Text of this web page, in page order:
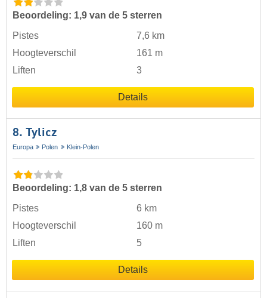
Beoordeling: 1,9 van de 5 sterren
Pistes
7,6 km
Hoogteverschil
161 m
Liften
3
Details
8. Tylicz
Europa Polen Klein-Polen
Beoordeling: 1,8 van de 5 sterren
Pistes
6 km
Hoogteverschil
160 m
Liften
5
Details